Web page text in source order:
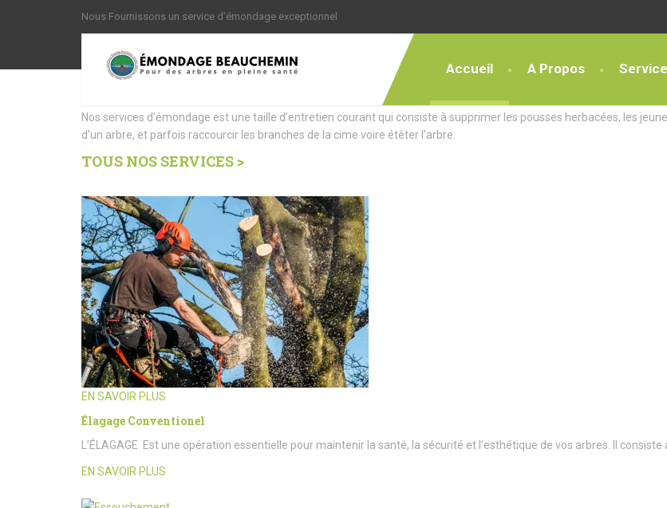
Nous Fournissons un service d’émondage exceptionnel
Accueil A Propos
Nous offrons des Services Exceptionnels
Nos services d’émondage est une taille d’entretien courant qui consiste à supprimer les pousses herbacées, les
d’un arbre, et parfois raccourcir les branches de la cime voire étêter l’arbre.
TOUS NOS SERVICES >
EN SAVOIR PLUS
Élagage Conventionel
L’ÉLAGAGE Est une opération essentielle pour maintenir la santé, la sécurité et l’esthétique de vos arbres. Il
EN SAVOIR PLUS